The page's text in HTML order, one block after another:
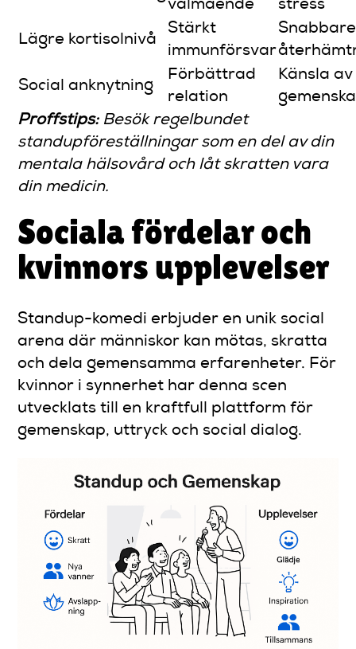
välmående stress
Lägre kortisolnivå
Stärkt
immunförsvar
Snabbare
Social anknytning
Förbättrad
relation
Känsla av
Proffstips: Besök regelbundet
standupföreställningar som en del av din
mentala hälsovård och låt skratten vara
din medicin.
Sociala fördelar och
kvinnors upplevelser
Standup-komedi erbjuder en unik social
arena där människor kan mötas, skratta
och dela gemensamma erfarenheter. För
kvinnor i synnerhet har denna scen
utvecklats till en kraftfull plattform för
gemenskap, uttryck och social dialog.